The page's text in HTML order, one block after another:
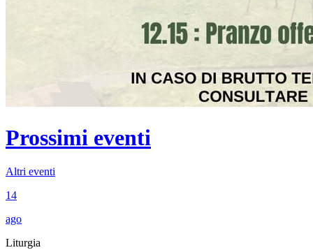
Prossimi eventi
Altri eventi
14
ago
Liturgia